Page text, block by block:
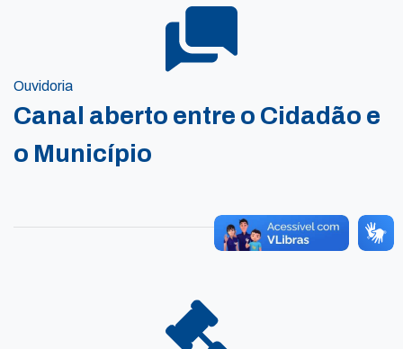
Ouvidoria
Canal aberto entre o Cidadão e
o Município